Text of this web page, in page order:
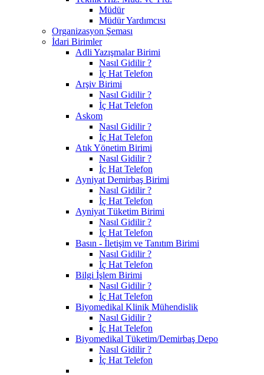
Müdür
Müdür Yardımcısı
Organizasyon Şeması
İdari Birimler
Adli Yazışmalar Birimi
Nasıl Gidilir ?
İç Hat Telefon
Arşiv Birimi
Nasıl Gidilir ?
İç Hat Telefon
Askom
Nasıl Gidilir ?
İç Hat Telefon
Atık Yönetim Birimi
Nasıl Gidilir ?
İç Hat Telefon
Ayniyat Demirbaş Birimi
Nasıl Gidilir ?
İç Hat Telefon
Ayniyat Tüketim Birimi
Nasıl Gidilir ?
İç Hat Telefon
Basın - İletişim ve Tanıtım Birimi
Nasıl Gidilir ?
İç Hat Telefon
Bilgi İşlem Birimi
Nasıl Gidilir ?
İç Hat Telefon
Biyomedikal Klinik Mühendislik
Nasıl Gidilir ?
İç Hat Telefon
Biyomedikal Tüketim/Demirbaş Depo
Nasıl Gidilir ?
İç Hat Telefon